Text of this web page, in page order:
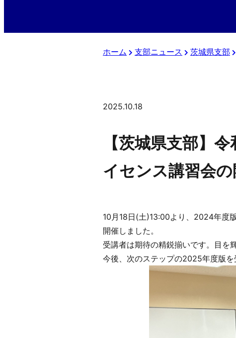
ホーム 支部ニュース 茨城県支部
2025.10.18
【茨城県支部】
イセンス講習会
10月18日(土)13:00より、2024年度
開催しました。
受講者は期待の精鋭揃いです。目を
今後、次のステップの2025年度版を